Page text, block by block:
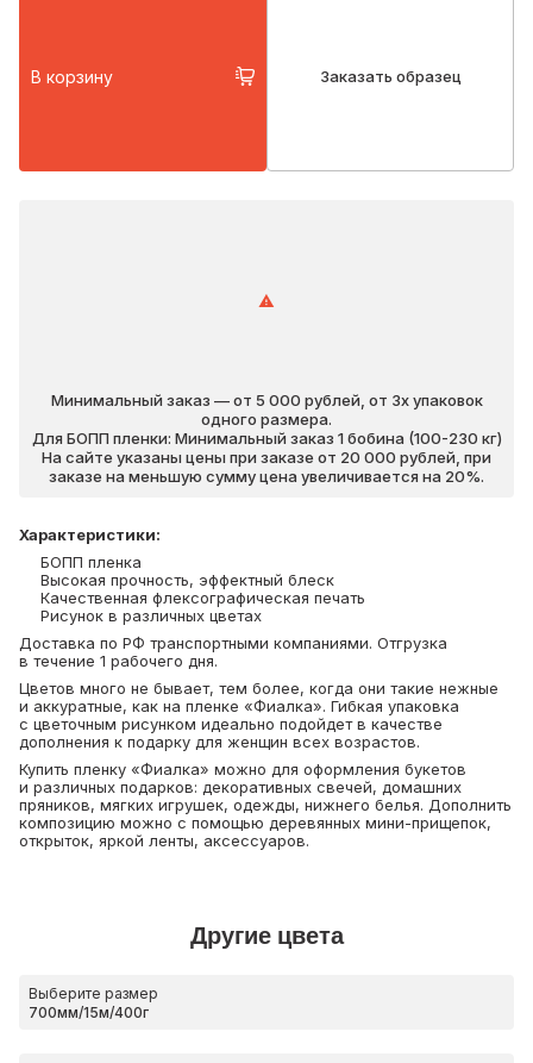
В корзину Заказать образец
Минимальный заказ — от 5 000 рублей, от 3х упаковок
одного размера.
Для БОПП пленки: Минимальный заказ 1 бобина (100-230 кг)
На сайте указаны цены при заказе от 20 000 рублей, при
заказе на меньшую сумму цена увеличивается на 20%.
Характеристики:
БОПП пленка
Высокая прочность, эффектный блеск
Качественная флексографическая печать
Рисунок в различных цветах
Доставка по РФ транспортными компаниями. Отгрузка
в течение 1 рабочего дня.
Цветов много не бывает, тем более, когда они такие нежные
и аккуратные, как на пленке «Фиалка». Гибкая упаковка
с цветочным рисунком идеально подойдет в качестве
дополнения к подарку для женщин всех возрастов.
Купить пленку «Фиалка» можно для оформления букетов
и различных подарков: декоративных свечей, домашних
пряников, мягких игрушек, одежды, нижнего белья. Дополнить
композицию можно с помощью деревянных мини-прищепок,
открыток, яркой ленты, аксессуаров.
Другие цвета
Выберите размер